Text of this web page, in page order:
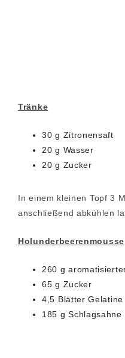
Tränke
30 g Zitronensaft
20 g Wasser
20 g Zucker
In einem kleinen Topf 3
anschließend abkühlen
Holunderbeerenmousse
260 g
65 g Zucker
4,5 Blätter Gelatine
185 g Schlagsahne